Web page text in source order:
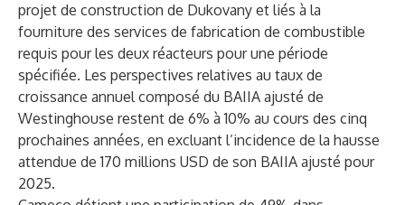
projet de construction de Dukovany et liés à la
fourniture des services de fabrication de combustible
requis pour les deux réacteurs pour une période
spécifiée. Les perspectives relatives au taux de
croissance annuel composé du BAIIA ajusté de
Westinghouse restent de 6% à 10% au cours des cinq
prochaines années, en excluant l’incidence de la hausse
attendue de 170 millions USD de son BAIIA ajusté pour
2025.